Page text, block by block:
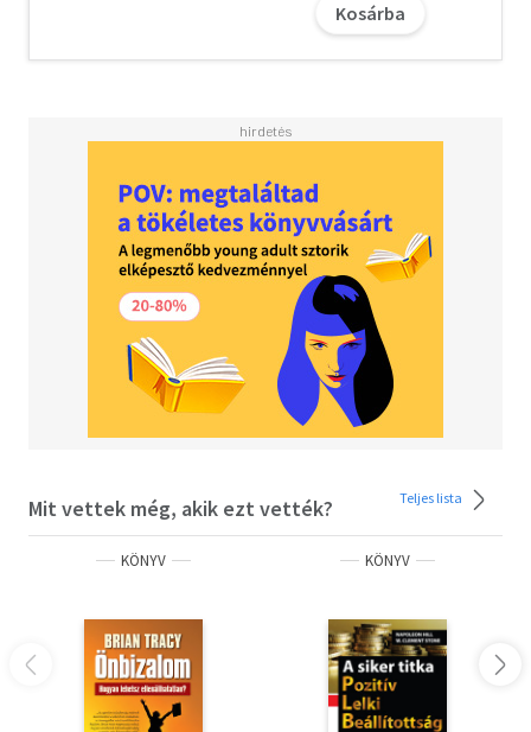
hazai kutatója, képviselője és népszerűsítője. Közel két
könyve Lehetsz kivételes. Az énmárkaépítés alapjai
Kosárba
Mit vettek még, akik ezt vették? Teljes lista
KÖNYV KÖNYV